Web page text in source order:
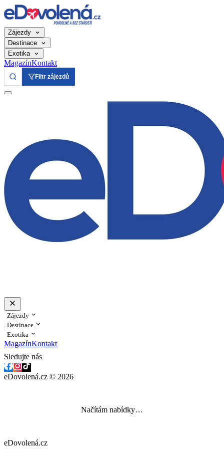
Zájezdy
Destinace
Exotika
MagazínKontakt
Filtr zájezdů
Zájezdy
Destinace
Exotika
MagazínKontakt
Sledujte nás
eDovolená.cz © 2026
Načítám nabídky…
eDovolená.cz